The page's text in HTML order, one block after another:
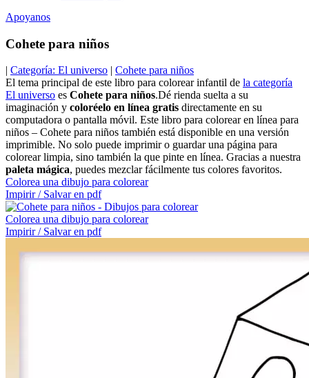
Apoyanos
Cohete para niños
| Categoría: El universo | Cohete para niños
El tema principal de este libro para colorear infantil de la categoría
El universo es Cohete para niños.Dé rienda suelta a su
imaginación y coloréelo en línea gratis directamente en su
computadora o pantalla móvil. Este libro para colorear en línea para
niños – Cohete para niños también está disponible en una versión
imprimible. No solo puede imprimir o guardar una página para
colorear limpia, sino también la que pinte en línea. Gracias a nuestra
paleta mágica, puedes mezclar fácilmente tus colores favoritos.
Colorea una dibujo para colorear
Impirir / Salvar en pdf
Colorea una dibujo para colorear
Impirir / Salvar en pdf